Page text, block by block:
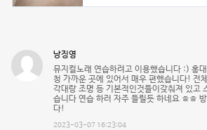
낭징영
뮤지컬노래 연습하려고 이용했습니다 :) 홍
청 가까운 곳에 있어서 매우 편했습니다! 전
각대랑 조명 등 기본적인것들이갖춰져 있고
습니다 연습 하러 자주 들릴듯 하네요 ㅎㅎ
다!
2023-03-07 16:23:04